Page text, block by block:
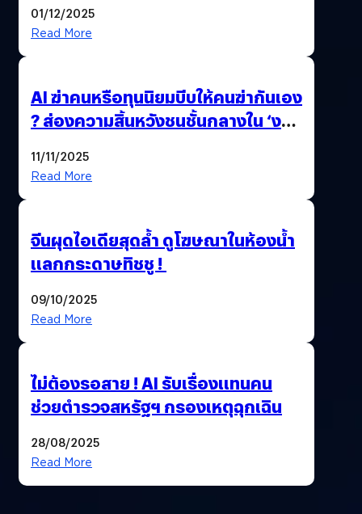
01/12/2025
Read More
AI ฆ่าคนหรือทุนนิยมบีบให้คนฆ่ากันเอง
? ส่องความสิ้นหวังชนชั้นกลางใน ‘งาน
11/11/2025
Read More
จีนผุดไอเดียสุดล้ำ ดูโฆษณาในห้องน้ำ
แลกกระดาษทิชชู !
09/10/2025
Read More
ไม่ต้องรอสาย ! AI รับเรื่องแทนคน
ช่วยตำรวจสหรัฐฯ กรองเหตุฉุกเฉิน
28/08/2025
Read More